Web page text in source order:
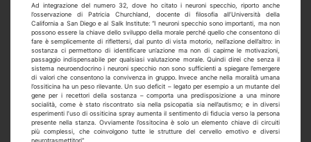
Ad integrazione del numero 32, dove ho citato i neuroni specchio, riporto anche
l’osservazione di Patricia Churchland, docente di filosofia all’Università della
California a San Diego e al Salk Institute: “I neuroni specchio sono importanti, ma non
possono essere la chiave dello sviluppo della morale perché quello che consentono di
fare è semplicemente di riflettersi, dal punto di vista motorio, nell’azione dell’altro: in
sostanza ci permettono di identificare un’azione ma non di capirne le motivazioni,
passaggio indispensabile per qualsiasi valutazione morale. Quindi direi che senza il
sistema neuroendocrino i neuroni specchio non sono sufficienti a spiegare l’emergere
di valori che consentono la convivenza in gruppo. Invece anche nella moralità umana
l’ossiticina ha un peso rilevante. Un suo deficit – legato per esempio a un mutante del
gene per i recettori della sostanza – comporta una predisposizione a una minore
socialità, come è stato riscontrato sia nella psicopatia sia nell’autismo; e in diversi
esperimenti l’uso di ossiticina spray aumenta il sentimento di fiducia verso la persona
presente nella stanza. Ovviamente l’ossitocina è solo un elemento chiave di circuiti
più complessi, che coinvolgono tutte le strutture del cervello emotivo e diversi
neurotrasmettitori”